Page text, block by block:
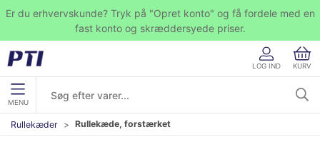
Er du erhvervskunde? Tryk på "Opret konto" og få fordele med en
fast konto og skræddersyede priser.
LOG IND KURV
MENU
Rullekæder Rullekæde, forstærket